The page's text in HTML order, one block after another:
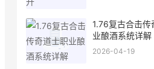
1.76复古合击传
业酿酒系统详解
2026-04-19